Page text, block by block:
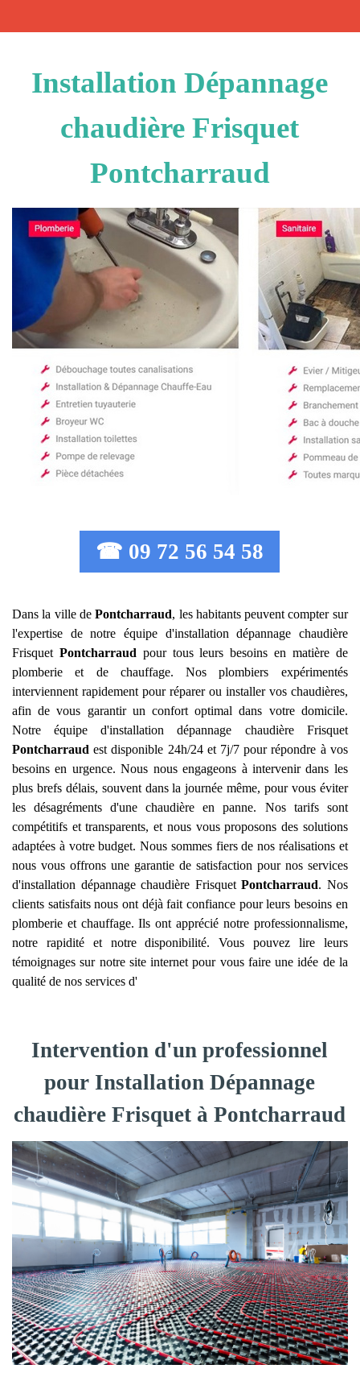
Installation Dépannage
chaudière Frisquet
Pontcharraud
☎ 09 72 56 54 58
Dans la ville dePontcharraud, les habitants peuvent compter sur
l'expertise de notre équipe d'installation dépannage chaudière
Frisquet Pontcharraud pour tous leurs besoins en matière de
plomberie et de chauffage. Nos plombiers expérimentés
interviennent rapidement pour réparer ou installer vos chaudières,
afin de vous garantir un confort optimal dans votre domicile.
Notre équipe d'installation dépannage chaudière Frisquet
Pontcharraud est disponible 24h/24 et 7j/7 pour répondre à vos
besoins en urgence. Nous nous engageons à intervenir dans les
plus brefs délais, souvent dans la journée même, pour vous éviter
les désagréments d'une chaudière en panne. Nos tarifs sont
compétitifs et transparents, et nous vous proposons des solutions
adaptées à votre budget. Nous sommes fiers de nos réalisations et
nous vous offrons une garantie de satisfaction pour nos services
d'installation dépannage chaudière FrisquetPontcharraud. Nos
clients satisfaits nous ont déjà fait confiance pour leurs besoins en
plomberie et chauffage. Ils ont apprécié notre professionnalisme,
notre rapidité et notre disponibilité. Vous pouvez lire leurs
témoignages sur notre site internet pour vous faire une idée de la
qualité de nos services d'
Intervention d'un professionnel
pour Installation Dépannage
chaudière Frisquet à Pontcharraud